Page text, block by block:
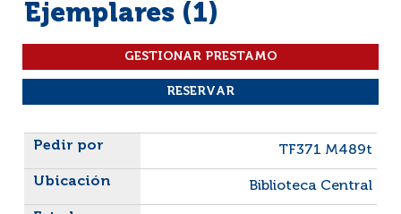
Ejemplares (1)
Liste des exemplaires
TF371 M489t
Biblioteca Central